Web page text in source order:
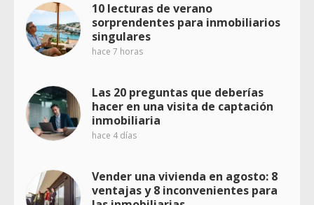
10 lecturas de verano
sorprendentes para inmobiliarios
singulares
hace 7 horas
Las 20 preguntas que deberías
hacer en una visita de captación
inmobiliaria
hace 4 días
Vender una vivienda en agosto: 8
ventajas y 8 inconvenientes para